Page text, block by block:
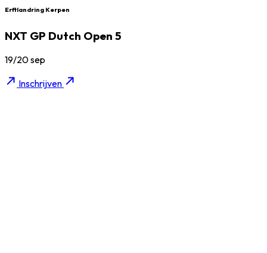
Erftlandring Kerpen
NXT GP Dutch Open 5
19/20 sep
Inschrijven